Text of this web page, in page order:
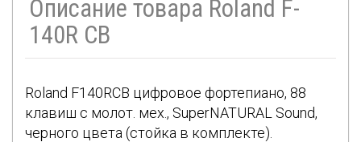
Описание товара Roland F-
140R CB
Roland F140RCB цифровое фортепиано, 88
клавиш с молот. мех., SuperNATURAL Sound,
черного цвета (стойка в комплекте).